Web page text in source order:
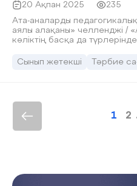
20 Ақпан 2025
235
Ата-аналарды
аялы алақаны» челленджі /
көліктің басқа да
бейтаныс адам көшеде
Сынып жетекші Тәрбие
1 2